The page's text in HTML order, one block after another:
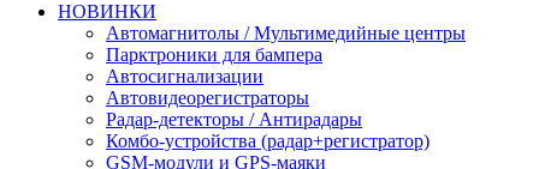
НОВИНКИ
Автомагнитолы / Мультимедийные центры
Парктроники для бампера
Автосигнализации
Автовидеорегистраторы
Радар-детекторы / Антирадары
Комбо-устройства (радар+регистратор)
GSM-модули и GPS-маяки